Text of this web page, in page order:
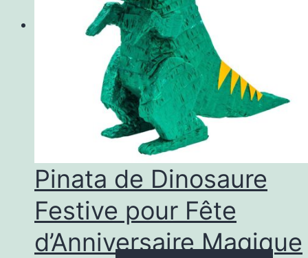
Pinata de Dinosaure
Festive pour Fête
d’Anniversaire Magique